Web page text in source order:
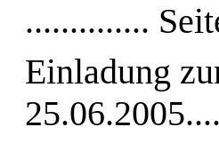
..............
Einladung